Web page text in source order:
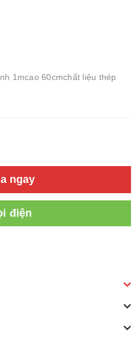
1mcao 60cmchất liệu thép
ngay
điện